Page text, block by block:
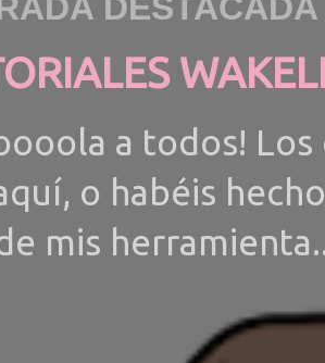
a todos!
o habéis
mis